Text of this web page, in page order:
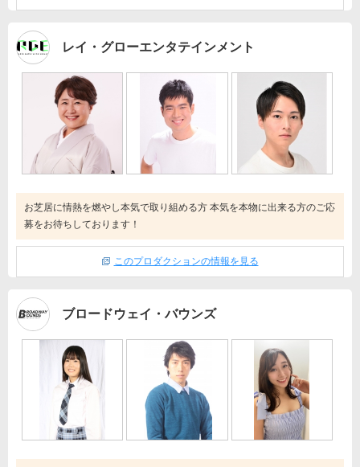
レイ・グローエンタテインメント
お芝居に情熱を燃やし本気で取り組める方 本気を本物に出来る方のご応
募をお待ちしております！
このプロダクションの情報を見る
ブロードウェイ・バウンズ